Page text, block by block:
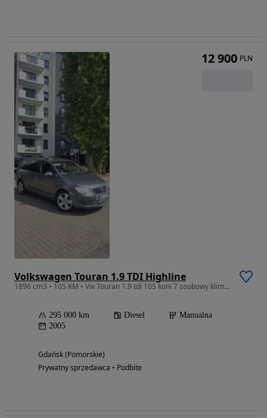
Volkswagen Touran 1.9 TDI Highline
1896 cm3 • 105 KM • Vw Touran 1.9 tdi 105 koni 7 osobowy klima hak po wymianie progów
295 000 km Diesel
Manualna
2005
Gdańsk (Pomorskie)
Prywatny sprzedawca • Podbite
12 900 PLN